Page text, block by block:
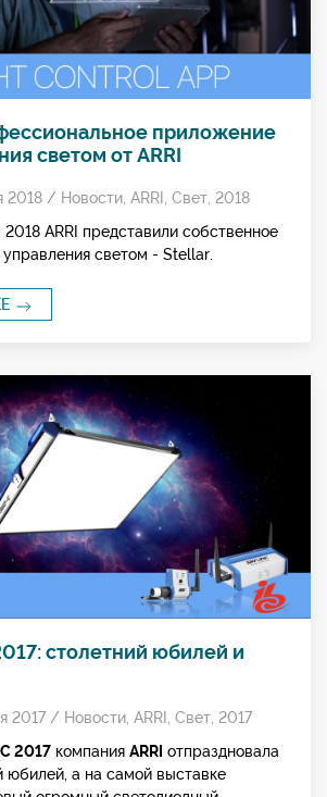
приложение
светом от ARRI
2018 / Новости ARRI Свет 2018
ARRI представили собственное
светом - Stellar.
столетний юбилей и
2017 / Новости ARRI Свет 2017
2017 компания ARRI отпраздновала
юбилей, а на самой выставке